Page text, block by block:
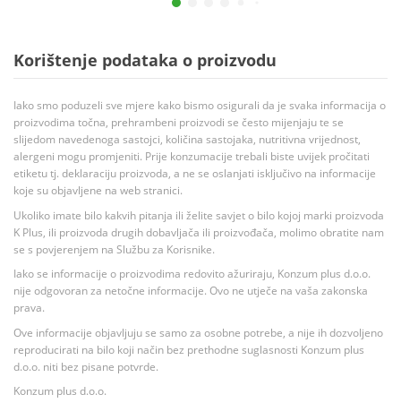
Korištenje podataka o proizvodu
Iako smo poduzeli sve mjere kako bismo osigurali da je svaka informacija o
proizvodima točna, prehrambeni proizvodi se često mijenjaju te se
slijedom navedenoga sastojci, količina sastojaka, nutritivna vrijednost,
alergeni mogu promjeniti. Prije konzumacije trebali biste uvijek pročitati
etiketu tj. deklaraciju proizvoda, a ne se oslanjati isključivo na informacije
koje su objavljene na web stranici.
Ukoliko imate bilo kakvih pitanja ili želite savjet o bilo kojoj marki proizvoda
K Plus, ili proizvoda drugih dobavljača ili proizvođača, molimo obratite nam
se s povjerenjem na Službu za Korisnike.
Iako se informacije o proizvodima redovito ažuriraju, Konzum plus d.o.o.
nije odgovoran za netočne informacije. Ovo ne utječe na vaša zakonska
prava.
Ove informacije objavljuju se samo za osobne potrebe, a nije ih dozvoljeno
reproducirati na bilo koji način bez prethodne suglasnosti Konzum plus
d.o.o. niti bez pisane potvrde.
Konzum plus d.o.o.